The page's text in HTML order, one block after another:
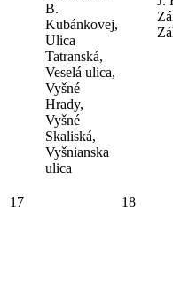
B.
Kubánkovej,
Ulica
Tatranská,
Veselá ulica,
Vyšné
Hrady,
Vyšné
Skaliská,
Vyšnianska
ulica
17 18